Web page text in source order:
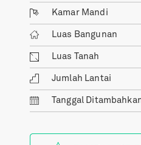
Kamar Mandi
Luas Bangunan
Luas Tanah
Jumlah Lantai
Tanggal